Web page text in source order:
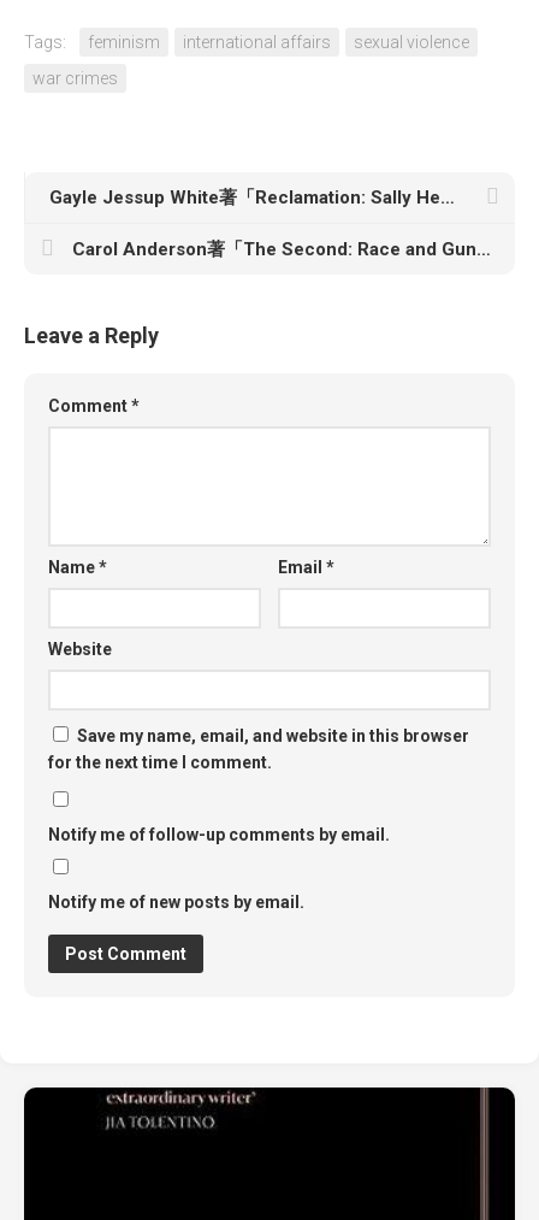
Tags: feminism international affairs
sexual violence
war crimes
Gayle Jessup White著「Reclamation: Sally Hemings, Thomas Jefferson, and a Descendant’s Search for Her Family’s Lasting Legacy」
Carol Anderson著「The Second: Race and Guns in a Fatally Unequal America」
Leave a Reply
Comment*
Name* Email*
Website
Save my name, email, and website in this browser
for the next time I comment.
Notify me of follow-up comments by email.
Notify me of new posts by email.